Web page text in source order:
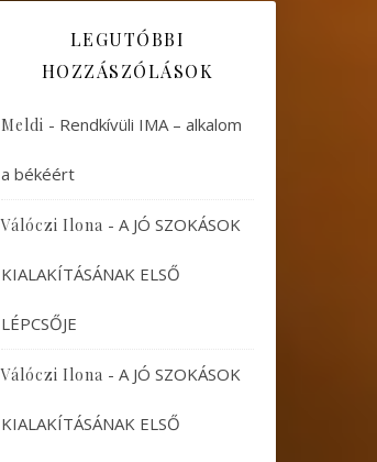
LEGUTÓBBI
HOZZÁSZÓLÁSOK
Meldi - Rendkívüli IMA – alkalom
a békéért
Válóczi Ilona - A JÓ SZOKÁSOK
KIALAKÍTÁSÁNAK ELSŐ
LÉPCSŐJE
Válóczi Ilona - A JÓ SZOKÁSOK
KIALAKÍTÁSÁNAK ELSŐ